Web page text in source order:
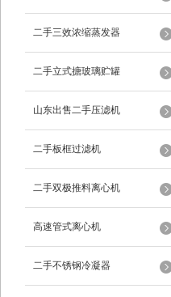
二手三效浓缩蒸发器
二手立式搪玻璃贮罐
山东出售二手压滤机
二手板框过滤机
二手双极推料离心机
高速管式离心机
二手不锈钢冷凝器